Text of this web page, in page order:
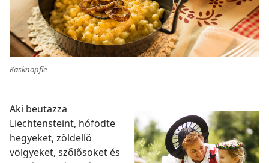
Käsknöpfle
Aki beutazza
Liechtensteint, hófödte
hegyeket, zöldellő
völgyeket, szőlősöket és